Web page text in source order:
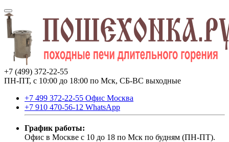
+7 (499) 372-22-55
ПН-ПТ, с 10:00 до 18:00 по Мск, СБ-ВС выходные
+7 499 372-22-55 Офис Москва
+7 910 470-56-12 WhatsApp
График работы:
Офис в Москве с 10 до 18 по Мск по будням (ПН-ПТ).